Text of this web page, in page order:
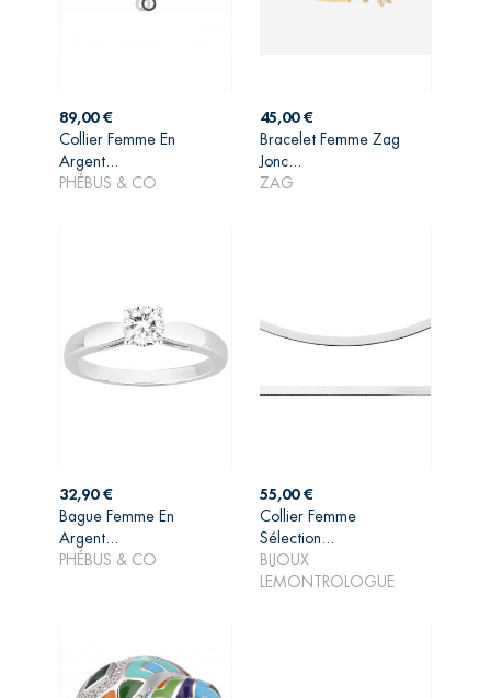
Prix
89,00 €
Collier Femme En
Argent...
PHÉBUS & CO
AJOUTER AU
Prix
45,00 €
Bracelet Femme Zag
Jonc...
ZAG
AJOUTER AU
Prix
32,90 €
Bague Femme En
Argent...
PHÉBUS & CO
AJOUTER AU
PANIER
Prix
55,00 €
Collier Femme
Sélection...
BIJOUX
LEMONTROLOGUE
AJOUTER AU